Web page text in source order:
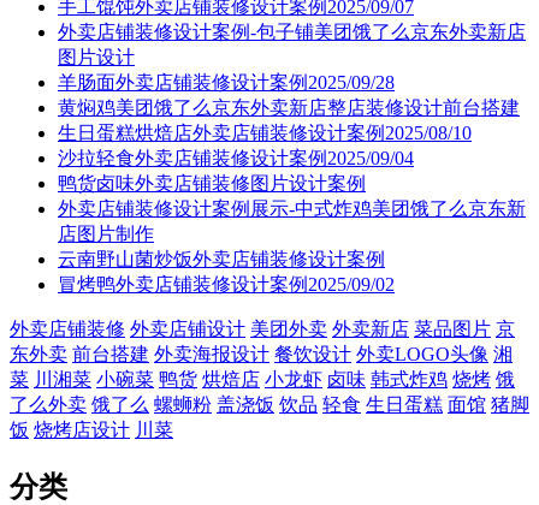
手工馄饨外卖店铺装修设计案例2025/09/07
外卖店铺装修设计案例-包子铺美团饿了么京东外卖新店
图片设计
羊肠面外卖店铺装修设计案例2025/09/28
黄焖鸡美团饿了么京东外卖新店整店装修设计前台搭建
生日蛋糕烘焙店外卖店铺装修设计案例2025/08/10
沙拉轻食外卖店铺装修设计案例2025/09/04
鸭货卤味外卖店铺装修图片设计案例
外卖店铺装修设计案例展示-中式炸鸡美团饿了么京东新
店图片制作
云南野山菌炒饭外卖店铺装修设计案例
冒烤鸭外卖店铺装修设计案例2025/09/02
外卖店铺装修 外卖店铺设计 美团外卖 外卖新店 菜品图片 京
东外卖 前台搭建 外卖海报设计 餐饮设计 外卖LOGO头像 湘
菜 川湘菜 小碗菜 鸭货 烘焙店 小龙虾 卤味 韩式炸鸡 烧烤 饿
了么外卖 饿了么 螺蛳粉 盖浇饭 饮品 轻食 生日蛋糕 面馆 猪脚
饭 烧烤店设计 川菜
分类